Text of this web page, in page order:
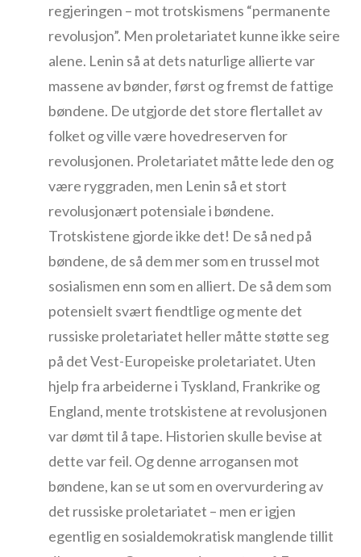
regjeringen – mot trotskismens “permanente
revolusjon”. Men proletariatet kunne ikke seire
alene. Lenin så at dets naturlige allierte var
massene av bønder, først og fremst de fattige
bøndene. De utgjorde det store flertallet av
folket og ville være hovedreserven for
revolusjonen. Proletariatet måtte lede den og
være ryggraden, men Lenin så et stort
revolusjonært potensiale i bøndene.
Trotskistene gjorde ikke det! De så ned på
bøndene, de så dem mer som en trussel mot
sosialismen enn som en alliert. De så dem som
potensielt svært fiendtlige og mente det
russiske proletariatet heller måtte støtte seg
på det Vest-Europeiske proletariatet. Uten
hjelp fra arbeiderne i Tyskland, Frankrike og
England, mente trotskistene at revolusjonen
var dømt til å tape. Historien skulle bevise at
dette var feil. Og denne arrogansen mot
bøndene, kan se ut som en overvurdering av
det russiske proletariatet – men er igjen
egentlig en sosialdemokratisk manglende tillit